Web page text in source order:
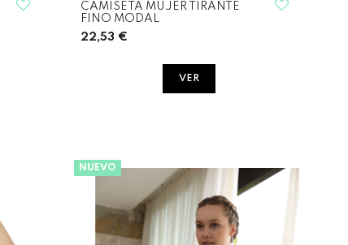
CAMISETA MUJER TIRANTE
FINO MODAL
22,53 €
VER
NUEVO